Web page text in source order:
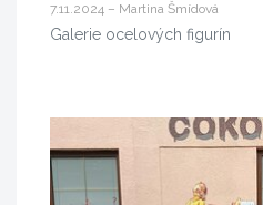
7.11.2024 – Martina Šmídová
Galerie ocelových figurín